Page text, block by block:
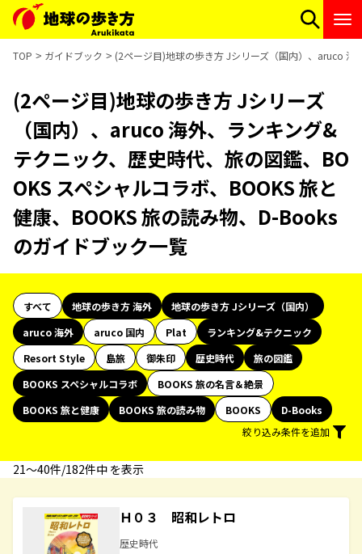
TOP ガイドブック (2ページ目)地球の歩き方 Jシリーズ（国内）、aruco 海
(2ページ目)地球の歩き方 Jシリーズ
（国内）、aruco 海外、ランキング&
テクニック、歴史時代、旅の図鑑、BO
OKS スペシャルコラボ、BOOKS 旅と
健康、BOOKS 旅の読み物、D-Books
のガイドブック一覧
すべて 地球の歩き方 海外
地球の歩き方 Jシリーズ（国内）
aruco 海外
aruco 国内 Plat
ランキング&テクニック
Resort Style
島旅 御朱印 歴史時代
旅の図鑑
BOOKS スペシャルコラボ
BOOKS 旅の名言＆絶景
BOOKS 旅と健康
BOOKS 旅の読み物 BOOKS
D-Books
絞り込み条件を追加
21〜40件/182件中 を表示
Ｈ０３ 昭和レトロ
歴史時代